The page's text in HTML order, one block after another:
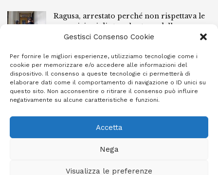
Gestisci Consenso Cookie
Per fornire le migliori esperienze, utilizziamo tecnologie come i
cookie per memorizzare e/o accedere alle informazioni del
dispositivo. Il consenso a queste tecnologie ci permetterà di
elaborare dati come il comportamento di navigazione o ID unici su
questo sito. Non acconsentire o ritirare il consenso può influire
negativamente su alcune caratteristiche e funzioni.
Accetta
Nega
Visualizza le preferenze
Ragusa, arrestato perché non rispettava le
prescrizioni di stare lontano dalla casa
familiare
Ragusa, spacciava dai domiciliari: 52enne
finisce in carcere
7 AGOSTO 2026
Giornale Ibleo © 2023 - Powered byStudio Greco - Consulenza